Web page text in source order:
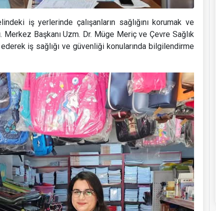
iş yerlerinde çalışanların sağlığını korumak ve
Başkanı Uzm. Dr. Müge Meriç ve Çevre Sağlık
iş sağlığı ve güvenliği konularında bilgilendirme